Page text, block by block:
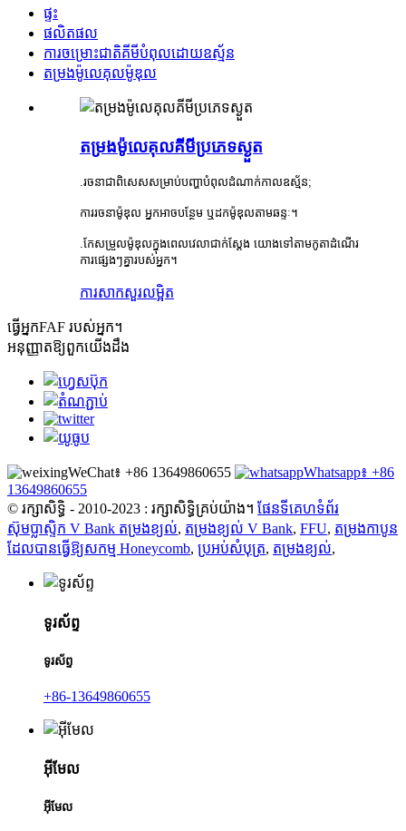
ផ្ទះ
ផលិតផល
ការ​ចម្រោះ​ជាតិ​គីមី​បំពុល​ដោយ​ឧស្ម័ន
តម្រងម៉ូលេគុលម៉ូឌុល
តម្រងម៉ូលេគុលគីមីប្រភេទស្ងួត
.រចនាជាពិសេសសម្រាប់បញ្ហាបំពុលដំណាក់កាលឧស្ម័ន;
ការរចនាម៉ូឌុល អ្នកអាចបន្ថែម ឬដកម៉ូឌុលតាមឆន្ទៈ។
.កែសម្រួលម៉ូឌុលក្នុងពេលវេលាជាក់ស្តែង យោងទៅតាមកូតាដំណើរ
ការផ្សេងៗគ្នារបស់អ្នក។
ការសាកសួរលម្អិត
ធ្វើ​អ្នក​FAF របស់អ្នក។
អនុញ្ញាតឱ្យពួកយើងដឹង
WeChat៖ +86 13649860655
Whatsapp៖ +86
13649860655
© រក្សាសិទ្ធិ - 2010-2023 : រក្សាសិទ្ធិគ្រប់យ៉ាង។ ផែនទីគេហទំព័រ
ស៊ុមប្លាស្ទិក V Bank តម្រងខ្យល់, តម្រងខ្យល់ V Bank, FFU, តម្រងកាបូន
ដែលបានធ្វើឱ្យសកម្ម Honeycomb, ប្រអប់សំបុត្រ, តម្រងខ្យល់,
ទូរស័ព្ទ
ទូរស័ព្ទ
+86-13649860655
អ៊ីមែល
អ៊ីមែល